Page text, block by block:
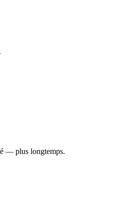
— plus longtemps.